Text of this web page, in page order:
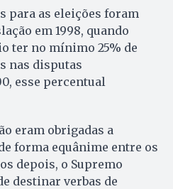
para as eleições foram
em 1998, quando
ter no mínimo 25% de
nas disputas
esse percentual
eram obrigadas a
forma equânime entre os
depois, o Supremo
destinar verbas de